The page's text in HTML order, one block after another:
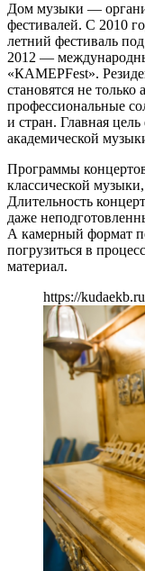
Дом музыки —
фестивалей. С 2010
летний фестиваль
2012 —
«КАМЕРFest».
становятся не
профессиональные
и стран. Главная
академической
Программы
классической
Длительность
даже
А камерный формат
погрузиться в
материал.
https://